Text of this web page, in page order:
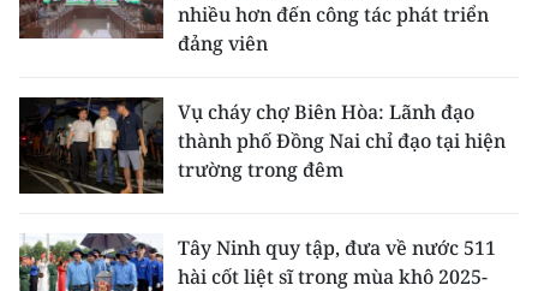
nhiều hơn đến công tác phát triển
đảng viên
Vụ cháy chợ Biên Hòa: Lãnh đạo
thành phố Đồng Nai chỉ đạo tại hiện
trường trong đêm
Tây Ninh quy tập, đưa về nước 511
hài cốt liệt sĩ trong mùa khô 2025-